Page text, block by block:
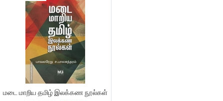
மடை மாறிய தமிழ் இலக்கண நூல்கள்